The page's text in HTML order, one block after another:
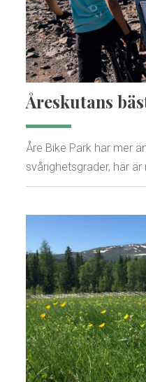
Åreskutans
Åre Bike Park har mer
svårighetsgrader, här är